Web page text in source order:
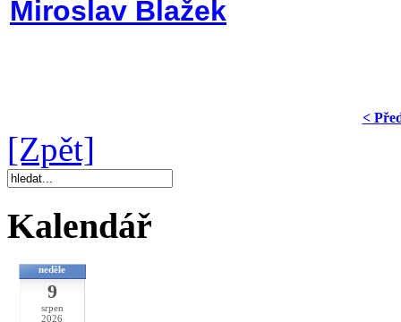
Miroslav Blažek
<
[Zpět]
Kalendář
neděle
9
srpen
2026